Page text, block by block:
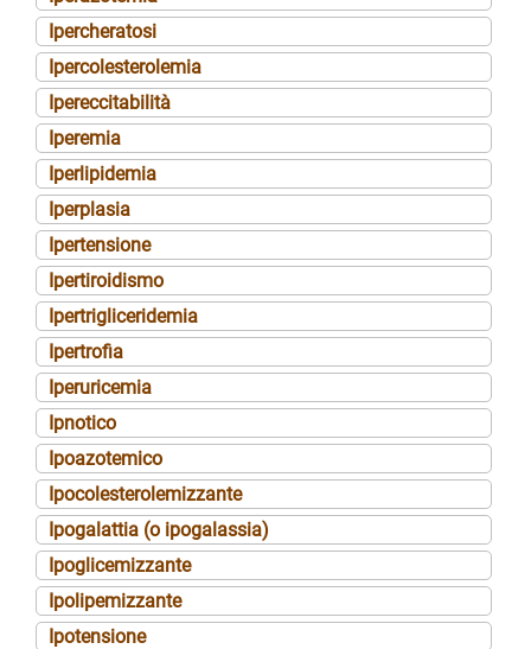
Ipercheratosi
Ipercolesterolemia
Ipereccitabilità
Iperemia
Iperlipidemia
Iperplasia
Ipertensione
Ipertiroidismo
Ipertrigliceridemia
Ipertrofia
Iperuricemia
Ipnotico
Ipoazotemico
Ipocolesterolemizzante
Ipogalattia (o ipogalassia)
Ipoglicemizzante
Ipolipemizzante
Ipotensione